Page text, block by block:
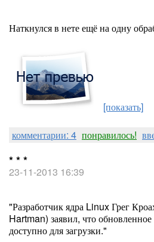
Наткнулся в нете ещё на одну
[показать]
комментарии: 4 понравилось!
* * *
23-11-2013 16:39
"Разработчик ядра Linux Грег
Hartman) заявил, что
доступно для загрузки."